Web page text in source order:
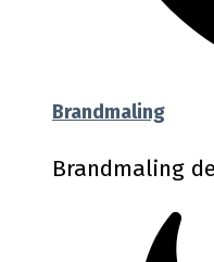
Brandmaling
Brandmaling